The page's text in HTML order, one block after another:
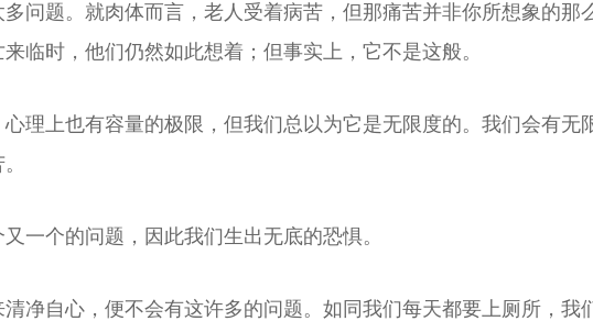
问题。就肉体而言，老人受着病苦，但那痛苦并非你所想象的
临时，他们仍然如此想着；但事实上，它不是这般。
理上也有容量的极限，但我们总以为它是无限度的。我们会有无
一个的问题，因此我们生出无底的恐惧。
净自心，便不会有这许多的问题。如同我们每天都要上厕所，